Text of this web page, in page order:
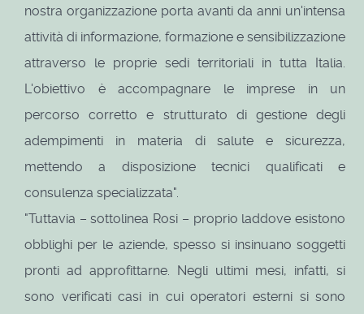
nostra organizzazione porta avanti da anni un'intensa
attività di informazione, formazione e sensibilizzazione
attraverso le proprie sedi territoriali in tutta Italia.
L'obiettivo è accompagnare le imprese in un
percorso corretto e strutturato di gestione degli
adempimenti in materia di salute e sicurezza,
mettendo a disposizione tecnici qualificati e
consulenza specializzata".
"Tuttavia – sottolinea Rosi – proprio laddove esistono
obblighi per le aziende, spesso si insinuano soggetti
pronti ad approfittarne. Negli ultimi mesi, infatti, si
sono verificati casi in cui operatori esterni si sono